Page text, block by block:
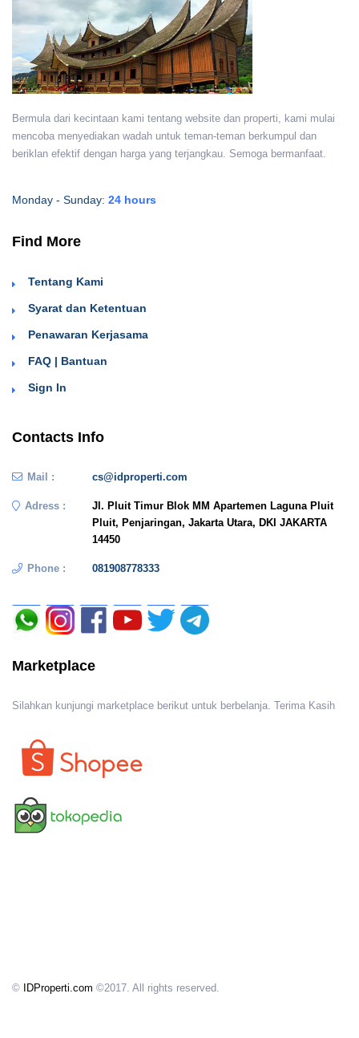
Bermula dari kecintaan kami tentang website dan properti, kami mulai
mencoba menyediakan wadah untuk teman-teman berkumpul dan
beriklan efektif dengan harga yang terjangkau. Semoga bermanfaat.
Monday - Sunday: 24 hours
Find More
Tentang Kami
Syarat dan Ketentuan
Penawaran Kerjasama
FAQ | Bantuan
Sign In
Contacts Info
Mail : cs@idproperti.com
Adress :
Jl. Pluit Timur Blok MM Apartemen Laguna Pluit
Pluit, Penjaringan, Jakarta Utara, DKI JAKARTA
14450
Phone : 081908778333
Marketplace
Silahkan kunjungi marketplace berikut untuk berbelanja. Terima Kasih
© IDProperti.com ©2017. All rights reserved.